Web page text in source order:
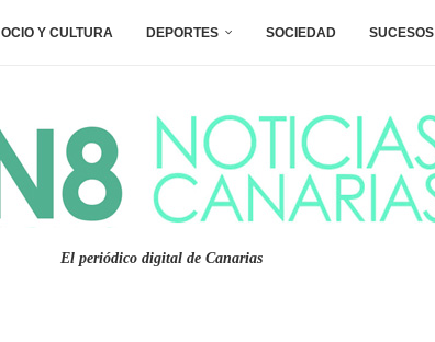
OCIO Y CULTURA DEPORTES SOCIEDAD SUCESOS
El periódico digital de Canarias